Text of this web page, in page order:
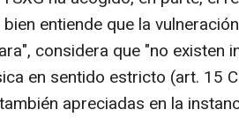
entiende que la
considera que "no existen
en sentido estricto (art. 15
apreciadas en la